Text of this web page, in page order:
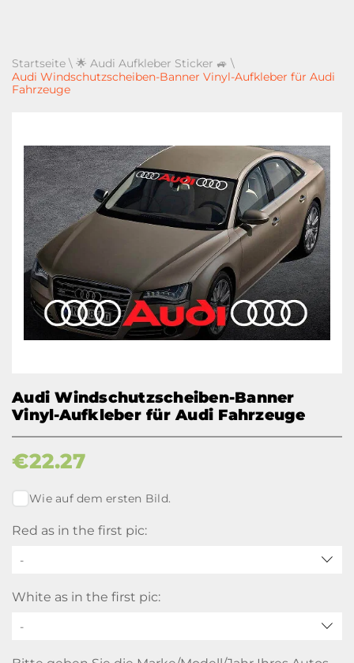
Startseite \ 🌟 Audi Aufkleber Sticker 🚙 \
Audi Windschutzscheiben-Banner Vinyl-Aufkleber für Audi
Fahrzeuge
Audi Windschutzscheiben-Banner
Vinyl-Aufkleber für Audi Fahrzeuge
€22.27
Wie auf dem ersten Bild.
Red as in the first pic:
-
White as in the first pic:
-